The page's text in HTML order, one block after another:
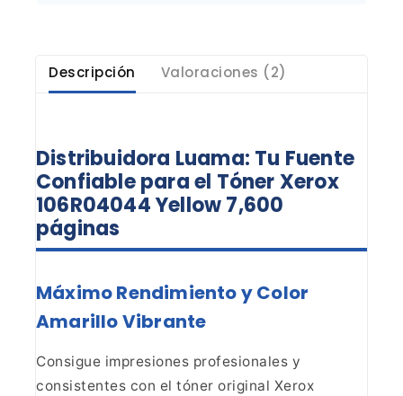
Descripción Valoraciones (2)
Distribuidora Luama: Tu Fuente
Confiable para el Tóner Xerox
106R04044 Yellow 7,600
páginas
Máximo Rendimiento y Color
Amarillo Vibrante
Consigue impresiones profesionales y
consistentes con el tóner original Xerox